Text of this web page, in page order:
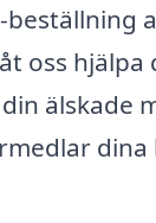
oss hjälpa
älskade
dina